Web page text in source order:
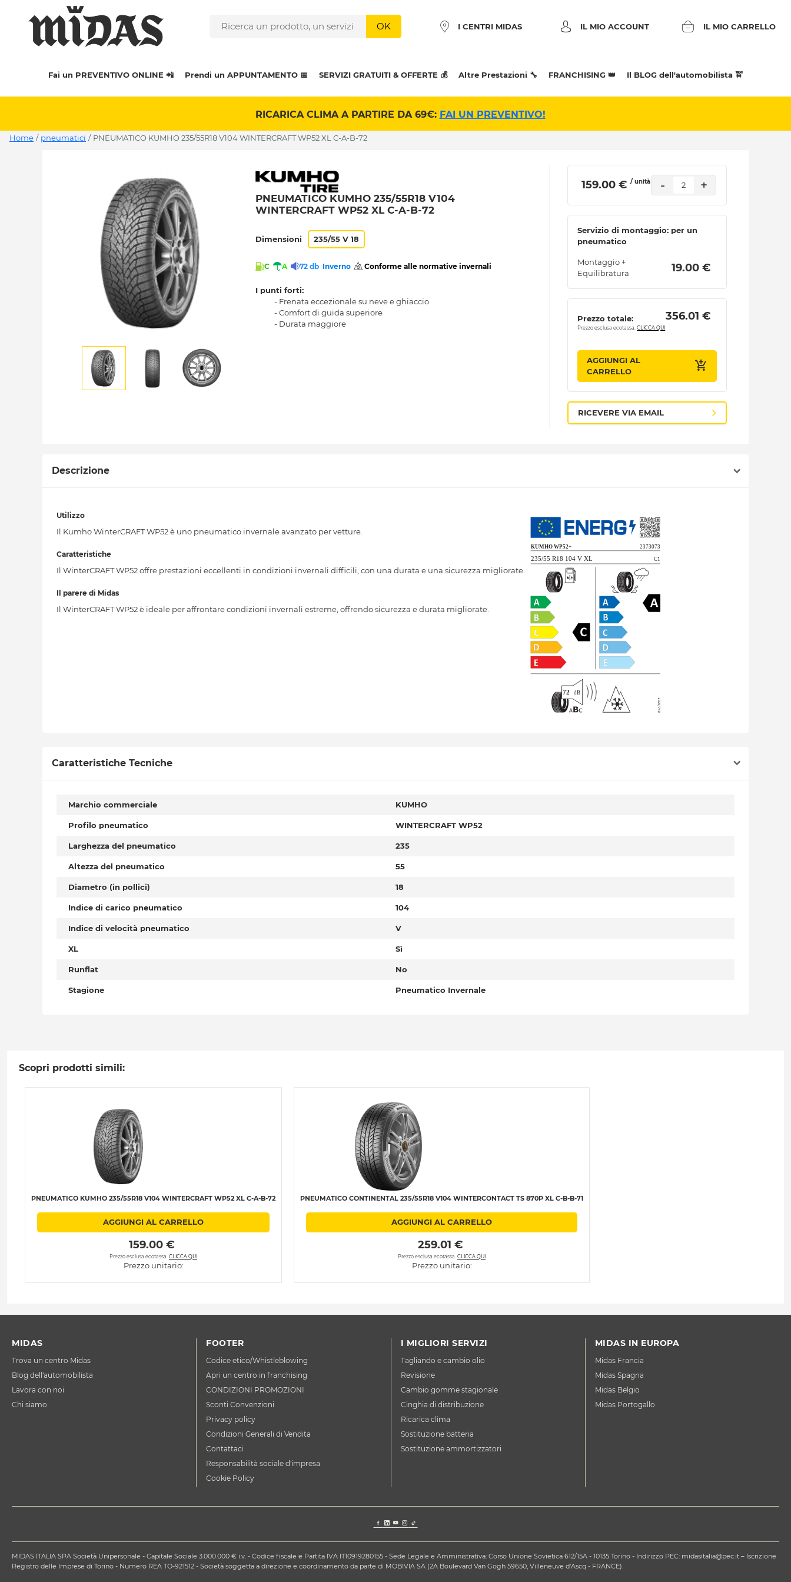
OK I CENTRI MIDAS IL MIO ACCOUNT IL MIO CARRELLO
Fai un PREVENTIVO ONLINE 📲 Prendi un APPUNTAMENTO 📅 SERVIZI GRATUITI & OFFERTE 💰 Altre Prestazioni 🔧 FRANCHISING 👑 Il BLOG dell'automobilista 🚖
RICARICA CLIMA A PARTIRE DA 69€: FAI UN PREVENTIVO!
Home / pneumatici / PNEUMATICO KUMHO 235/55R18 V104 WINTERCRAFT WP52 XL C-A-B-72
PNEUMATICO KUMHO 235/55R18 V104
WINTERCRAFT WP52 XL C-A-B-72
Dimensioni 235/55 V 18
C A 72 db Inverno Conforme alle normative invernali
I punti forti:
- Frenata eccezionale su neve e ghiaccio
- Comfort di guida superiore
- Durata maggiore
159.00 € / unità - 2 +
Servizio di montaggio: per un
pneumatico
Montaggio +
Equilibratura
19.00 €
Prezzo totale: 356.01 €
Prezzo esclusa ecotassa.CLICCA QUI
AGGIUNGI AL
CARRELLO
RICEVERE VIA EMAIL
Descrizione
Utilizzo
Il Kumho WinterCRAFT WP52 è uno pneumatico invernale avanzato per vetture.
Caratteristiche
Il WinterCRAFT WP52 offre prestazioni eccellenti in condizioni invernali difficili, con una durata e una sicurezza migliorate.
Il parere di Midas
Il WinterCRAFT WP52 è ideale per affrontare condizioni invernali estreme, offrendo sicurezza e durata migliorate.
Caratteristiche Tecniche
Marchio commerciale KUMHO
Profilo pneumatico WINTERCRAFT WP52
Larghezza del pneumatico 235
Altezza del pneumatico 55
Diametro (in pollici) 18
Indice di carico pneumatico 104
Indice di velocità pneumatico V
XL Sì
Runflat No
Stagione Pneumatico Invernale
Scopri prodotti simili:
PNEUMATICO KUMHO 235/55R18 V104 WINTERCRAFT WP52 XL C-A-B-72
AGGIUNGI AL CARRELLO
159.00 €
Prezzo esclusa ecotassa. CLICCA QUI
Prezzo unitario:
PNEUMATICO CONTINENTAL 235/55R18 V104 WINTERCONTACT TS 870P XL C-B-B-71
AGGIUNGI AL CARRELLO
259.01 €
Prezzo esclusa ecotassa. CLICCA QUI
Prezzo unitario:
MIDAS
Trova un centro Midas
Blog dell'automobilista
Lavora con noi
Chi siamo
FOOTER
Codice etico/Whistleblowing
Apri un centro in franchising
CONDIZIONI PROMOZIONI
Sconti Convenzioni
Privacy policy
Condizioni Generali di Vendita
Contattaci
Responsabilità sociale d'impresa
Cookie Policy
I MIGLIORI SERVIZI
Tagliando e cambio olio
Revisione
Cambio gomme stagionale
Cinghia di distribuzione
Ricarica clima
Sostituzione batteria
Sostituzione ammortizzatori
MIDAS IN EUROPA
Midas Francia
Midas Spagna
Midas Belgio
Midas Portogallo
MIDAS ITALIA SPA Società Unipersonale - Capitale Sociale 3.000.000 € i.v. - Codice fiscale e Partita IVA IT10919280155 - Sede Legale e Amministrativa: Corso Unione Sovietica 612/15A - 10135 Torino - Indirizzo PEC: midasitalia@pec.it – Iscrizione
Registro delle Imprese di Torino - Numero REA TO-921512 - Società soggetta a direzione e coordinamento da parte di MOBIVIA SA (2A Boulevard Van Gogh 59650, Villeneuve d'Ascq - FRANCE).